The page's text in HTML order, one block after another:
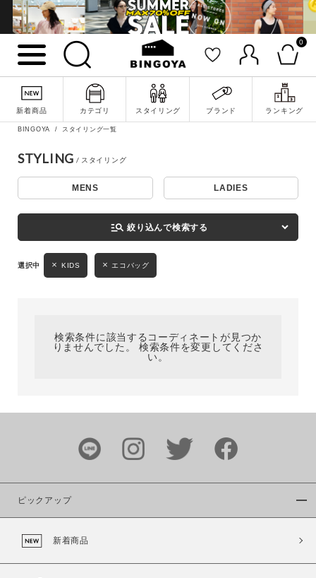
0
新着商品 カテゴリ スタイリング ブランド ランキング
詳細検索
カラー
BINGOYA スタイリング一覧
STYLING
MENS LADIES
manage_search 絞り込んで検索する
KIDS エコバッグ
検索条件に該当するコーディネートが見つか
りませんでした。 検索条件を変更してくださ
い。
ピックアップ
新着商品